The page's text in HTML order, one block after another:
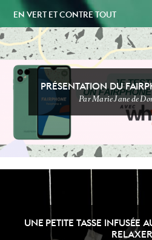
EN VERT ET CONTRE TOUT
SOUTENEZ-NOUS
PRÉSENTATION DU
Par Marie Jane de
UNE PETITE TASSE INFUSÉE